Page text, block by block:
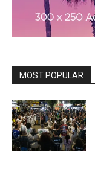
MOST POPULAR